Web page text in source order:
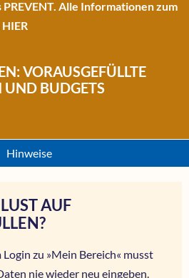
Alle Informationen zum
HIER
VORAUSGEFÜLLTE
UND BUDGETS
Hinweise
AUF
zu »Mein Bereich« musst
nie wieder neu eingeben.